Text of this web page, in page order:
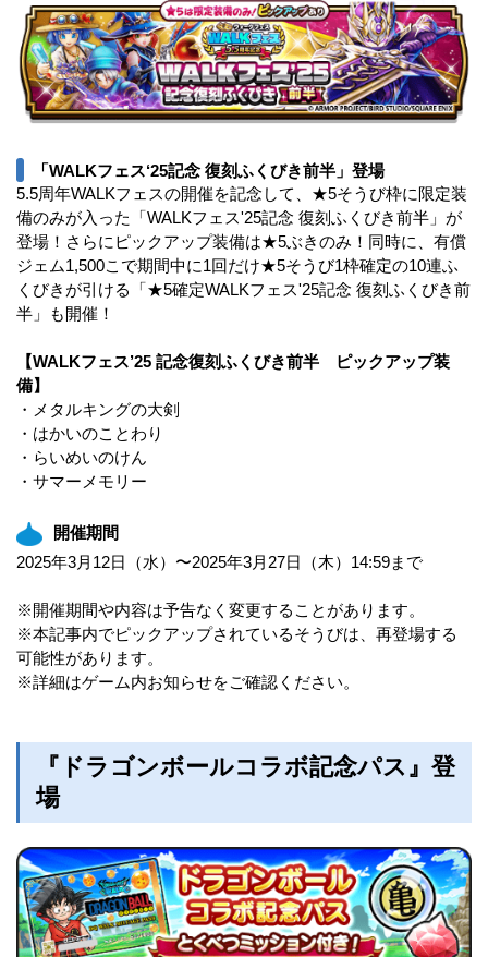
「WALKフェス‘25記念 復刻ふくびき前半」登場
5.5周年WALKフェスの開催を記念して、★5そうび枠に限定装
備のみが入った「WALKフェス'25記念 復刻ふくびき前半」が
登場！さらにピックアップ装備は★5ぶきのみ！同時に、有償
ジェム1,500こで期間中に1回だけ★5そうび1枠確定の10連ふ
くびきが引ける「★5確定WALKフェス'25記念 復刻ふくびき前
半」も開催！
【WALKフェス’25 記念復刻ふくびき前半 ピックアップ装
備】
・メタルキングの大剣
・はかいのことわり
・らいめいのけん
・サマーメモリー
開催期間
2025年3月12日（水）〜2025年3月27日（木）14:59まで
※開催期間や内容は予告なく変更することがあります。
※本記事内でピックアップされているそうびは、再登場する
可能性があります。
※詳細はゲーム内お知らせをご確認ください。
『ドラゴンボールコラボ記念パス』登
場